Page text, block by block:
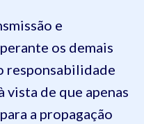
e
os demais
responsabilidade
vista de que apenas
a propagação